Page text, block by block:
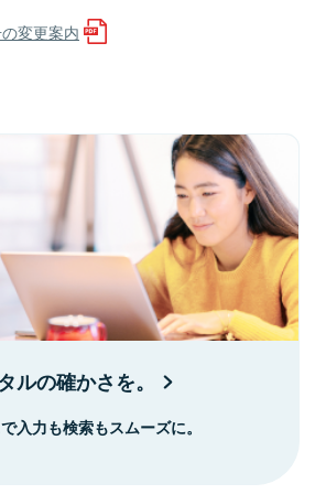
変更案内
ルの確かさを。
入力も検索もスムーズに。